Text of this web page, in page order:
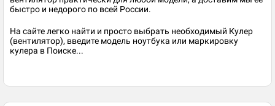
быстро и недорого по всей России.
На сайте легко найти и просто выбрать необходимый Кулер
(вентилятор), введите модель ноутбука или маркировку
кулера в Поиске...